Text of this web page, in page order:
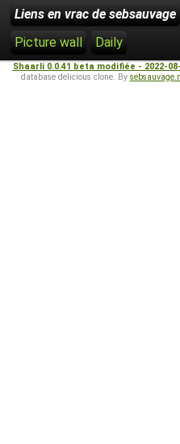
Liens en vrac de sebsauvage
Picture wall
Daily
Shaarli 0.0.41 beta modifiée - 2022-
database delicious clone. By